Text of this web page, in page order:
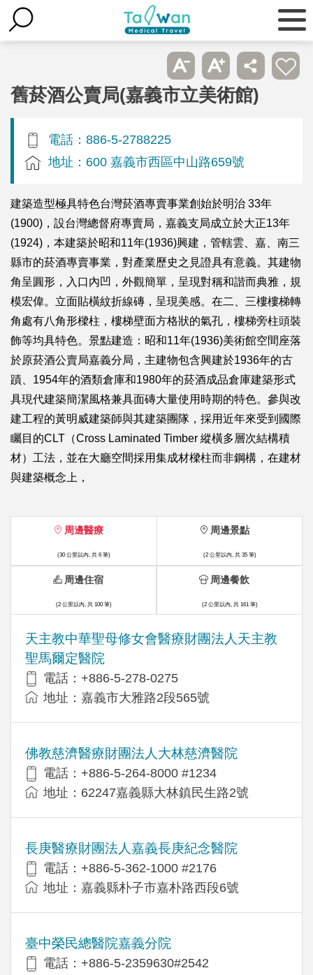
舊菸酒公賣局(嘉義市立美術館)
電話：886-5-2788225
地址：600 嘉義市西區中山路659號
建築造型極具特色台灣菸酒專賣事業創始於明治 33年
(1900)，設台灣總督府專賣局，嘉義支局成立於大正13年
(1924)，本建築於昭和11年(1936)興建，管轄雲、嘉、南三
縣市的菸酒專賣事業，對產業歷史之見證具有意義。其建物
角呈圓形，入口內凹，外觀簡單，呈現對稱和諧而典雅，規
模宏偉。立面貼橫紋折線磚，呈現美感。在二、三樓樓梯轉
角處有八角形樑柱，樓梯壁面方格狀的氣孔，樓梯旁柱頭裝
飾等均具特色。景點建造：昭和11年(1936)美術館空間座落
於原菸酒公賣局嘉義分局，主建物包含興建於1936年的古
蹟、1954年的酒類倉庫和1980年的菸酒成品倉庫建築形式
具現代建築簡潔風格兼具面磚大量使用時期的特色。參與改
建工程的黃明威建築師與其建築團隊，採用近年來受到國際
矚目的CLT（Cross Laminated Timber 縱橫多層次結構積
材）工法，並在大廳空間採用集成材樑柱而非鋼構，在建材
與建築概念上，
周邊醫療
(30 公里以內, 共 6 筆)
天主教中華聖母修女會醫療財團法人天主教
聖馬爾定醫院
電話：+886-5-278-0275
地址：嘉義市大雅路2段565號
佛教慈濟醫療財團法人大林慈濟醫院
電話：+886-5-264-8000 #1234
地址：62247嘉義縣大林鎮民生路2號
長庚醫療財團法人嘉義長庚紀念醫院
電話：+886-5-362-1000 #2176
地址：嘉義縣朴子市嘉朴路西段6號
臺中榮民總醫院嘉義分院
電話：+886-5-2359630#2542
周邊景點
(2 公里以內, 共 35 筆)
周邊住宿
(2 公里以內, 共 100 筆)
周邊餐飲
(2 公里以內, 共 161 筆)